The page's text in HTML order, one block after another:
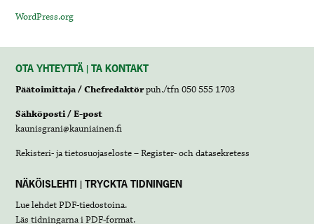
WordPress.org
OTA YHTEYTTÄ | TA KONTAKT
Päätoimittaja / Chefredaktörpuh./tfn 050 555 1703
Sähköposti / E-post
kaunisgrani@kauniainen.fi
Rekisteri- ja tietosuojaseloste – Register- och datasekretess
NÄKÖISLEHTI | TRYCKTA TIDNINGEN
Lue lehdetPDF-tiedostoina.
Läs tidningarna iPDF-format.